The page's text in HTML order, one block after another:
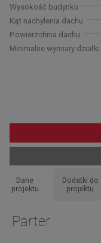
Wysokość budynku
Kąt nachylenia dachu
Powierzchnia dachu
Minimalne wymiary działki
Dane
projektu
Dodatki do
projektu
Parter